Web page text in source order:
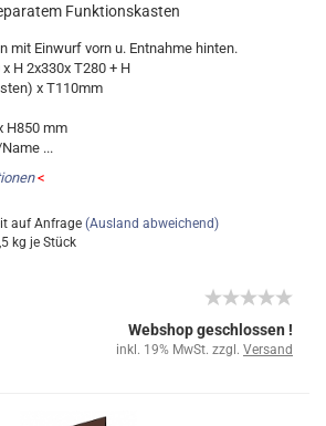
Funktionskasten
mit Einwurf vorn u. Entnahme hinten.
H 2x330x T280 + H
x T110mm
H850 mm
...
<
auf Anfrage (Ausland abweichend)
kg je Stück
Webshop geschlossen !
inkl. 19% MwSt. zzgl. Versand